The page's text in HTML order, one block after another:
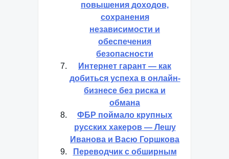
повышения доходов,
сохранения
независимости и
обеспечения
безопасности
Интернет гарант — как
добиться успеха в онлайн-
бизнесе без риска и
обмана
ФБР поймало крупных
русских хакеров — Лешу
Иванова и Васю Горшкова
Переводчик с обширным